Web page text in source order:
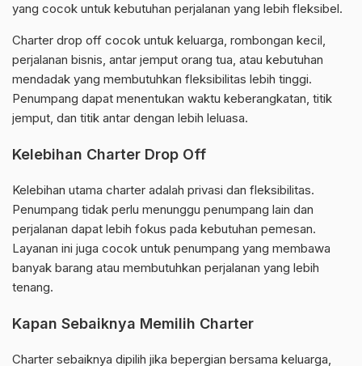
yang cocok untuk kebutuhan perjalanan yang lebih fleksibel.
Charter drop off cocok untuk keluarga, rombongan kecil,
perjalanan bisnis, antar jemput orang tua, atau kebutuhan
mendadak yang membutuhkan fleksibilitas lebih tinggi.
Penumpang dapat menentukan waktu keberangkatan, titik
jemput, dan titik antar dengan lebih leluasa.
Kelebihan Charter Drop Off
Kelebihan utama charter adalah privasi dan fleksibilitas.
Penumpang tidak perlu menunggu penumpang lain dan
perjalanan dapat lebih fokus pada kebutuhan pemesan.
Layanan ini juga cocok untuk penumpang yang membawa
banyak barang atau membutuhkan perjalanan yang lebih
tenang.
Kapan Sebaiknya Memilih Charter
Charter sebaiknya dipilih jika bepergian bersama keluarga,